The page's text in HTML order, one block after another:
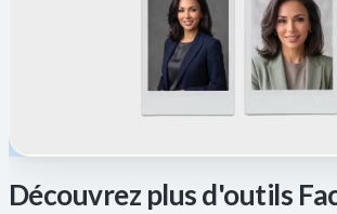
Découvrez plus d'outils